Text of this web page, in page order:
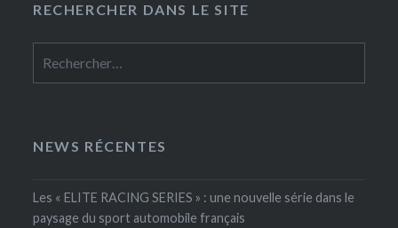
RECHERCHER DANS LE SITE
NEWS RÉCENTES
Les « ELITE RACING SERIES » : une nouvelle série dans le
paysage du sport automobile français